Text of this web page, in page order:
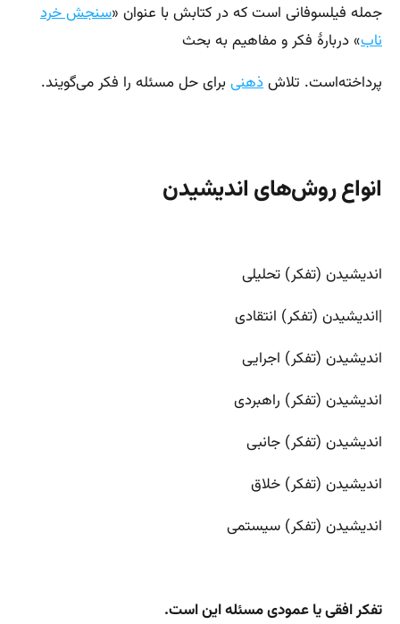
جمله فیلسوفانی است که در کتابش با عنوان «سنجش خرد
ناب» دربارهٔ فکر و مفاهیم به بحث
پرداخته‌است. تلاشذهنیبرای حل مسئله را فکر می‌گویند.
انواع روش‌های اندیشیدن
اندیشیدن (تفکر) تحلیلی
|اندیشیدن (تفکر) انتقادی
اندیشیدن (تفکر) اجرایی
اندیشیدن (تفکر) راهبردی
اندیشیدن (تفکر) جانبی
اندیشیدن (تفکر) خلاق
اندیشیدن (تفکر) سیستمی
تفکر افقی یا عمودی مسئله این است.